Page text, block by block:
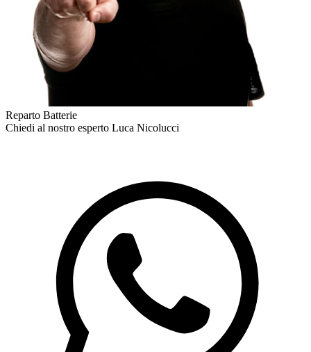
Reparto Batterie
Chiedi al nostro esperto Luca Nicolucci